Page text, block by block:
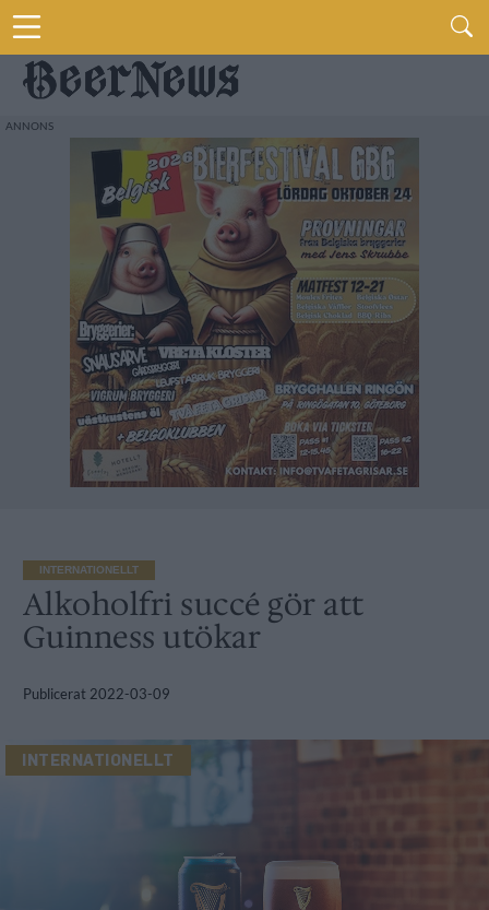
INTERNATIONELLT
Alkoholfri succé gör att
Guinness utökar
Publicerat 2022-03-09
INTERNATIONELLT